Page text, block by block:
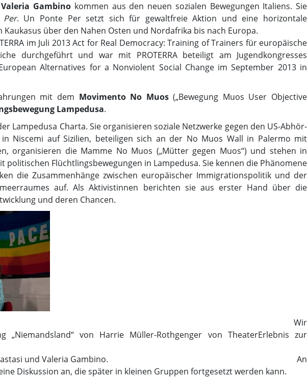
Gambino kommen aus den neuen sozialen Bewegungen Italiens. Sie
Per. Un Ponte Per setzt sich für gewaltfreie Aktion und eine horizontale
über den Nahen Osten und Nordafrika bis nach Europa.
im Juli 2013 Act for Real Democracy: Training of Trainers für europäische
durchgeführt und war mit PROTERRA beteiligt am Jugendkongresses
Alternatives for a Nonviolent Social Change im September 2013 in
mit dem Movimento No Muos(„Bewegung Muos User Objective
Lampedusa.
Lampedusa Charta. Sie organisieren soziale Netzwerke gegen den US-Abhör-
in Niscemi auf Sizilien, beteiligen sich an der No Muos Wall in Palermo mit
organisieren die Mamme No Muos („Mütter gegen Muos“) und stehen in
politischen Flüchtlingsbewegungen in Lampedusa. Sie kennen die Phänomene
die Zusammenhänge zwischen europäischer Immigrationspolitik und der
auf. Als Aktivistinnen berichten sie aus erster Hand über die
und deren Chancen.
Wir
„Niemandsland“ von Harrie Müller-Rothgenger von TheaterErlebnis zur
Anastasi und Valeria Gambino. An
Diskussion an, die später in kleinen Gruppen fortgesetzt werden kann.